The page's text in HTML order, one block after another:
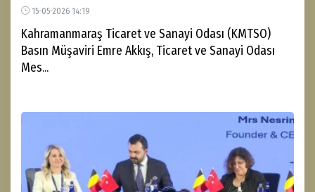
15-05-2026 14:19
Kahramanmaraş Ticaret ve Sanayi Odası (KMTSO)
Basın Müşaviri Emre Akkış, Ticaret ve Sanayi Odası
Mes...